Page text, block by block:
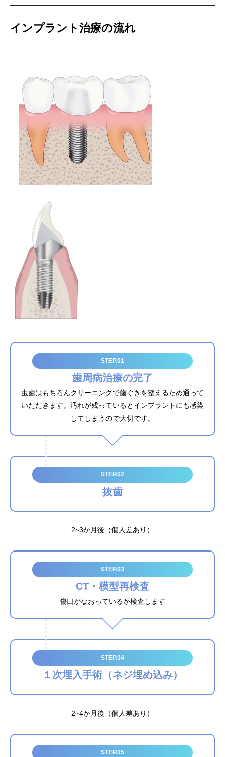
インプラント治療の流れ
STEP.01
歯周病治療の完了
虫歯はもちろんクリーニングで歯ぐきを整えるため通って
いただきます。汚れが残っているとインプラントにも感染
してしまうので大切です。
STEP.02
抜歯
2~3か月後（個人差あり）
STEP.03
CT・模型再検査
傷口がなおっているか検査します
STEP.04
１次埋入手術（ネジ埋め込み）
2~4か月後（個人差あり）
STEP.05